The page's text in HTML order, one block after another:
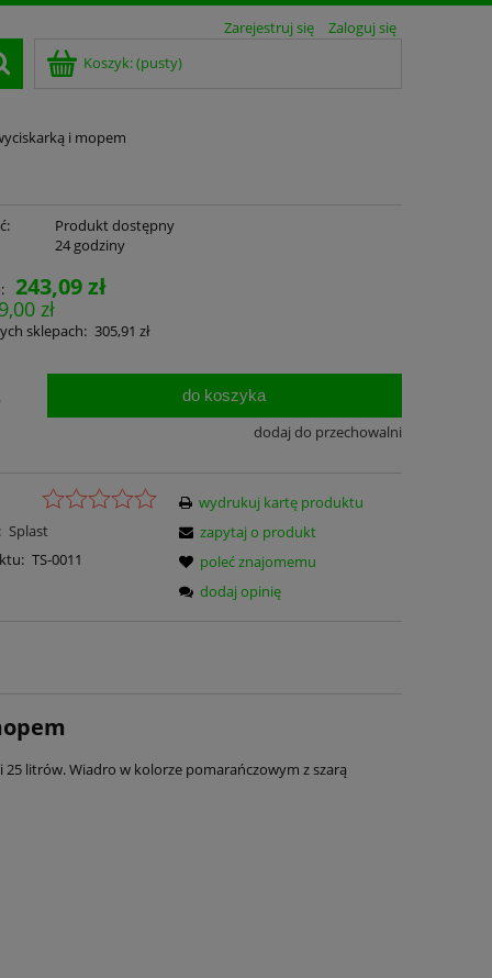
Zarejestruj się Zaloguj się
Koszyk:(pusty)
i mopem
Produkt dostępny
24 godziny
243,09 zł
zł
sklepach: 305,91 zł
do koszyka
dodaj do przechowalni
Splast
TS-0011
wydrukuj kartę produktu
zapytaj o produkt
poleć znajomemu
dodaj opinię
litrów. Wiadro w kolorze pomarańczowym z szarą